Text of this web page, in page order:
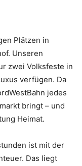
Plätzen in
Unseren
zwei Volksfeste in
verfügen. Da
jedes
bringt – und
Heimat.
ist mit der
Das liegt